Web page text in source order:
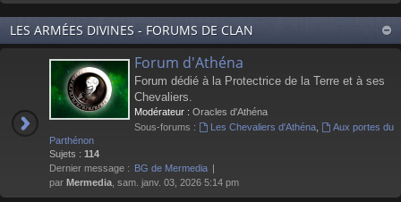
LES ARMÉES DIVINES - FORUMS DE CLAN
Forum d'Athéna
Forum dédié à la Protectrice de la Terre et à ses
Chevaliers.
Modérateur : Oracles d'Athéna
Sous-forums :
Les Chevaliers d'Athéna,
Aux portes du
Parthénon
Sujets : 114
Dernier message : BG de Mermedia
par Mermedia , sam. janv. 03, 2026 5:14 pm